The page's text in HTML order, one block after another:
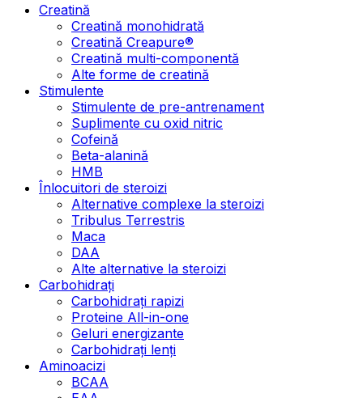
Creatină
Creatină monohidrată
Creatină Creapure®
Creatină multi-componentă
Alte forme de creatină
Stimulente
Stimulente de pre-antrenament
Suplimente cu oxid nitric
Cofeină
Beta-alanină
HMB
Înlocuitori de steroizi
Alternative complexe la steroizi
Tribulus Terrestris
Maca
DAA
Alte alternative la steroizi
Carbohidrați
Carbohidrați rapizi
Proteine All-in-one
Geluri energizante
Carbohidrați lenți
Aminoacizi
BCAA